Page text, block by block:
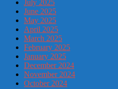
July 2025
June 2025
May 2025
April 2025
March 2025
February 2025
January 2025
December 2024
November 2024
October 2024